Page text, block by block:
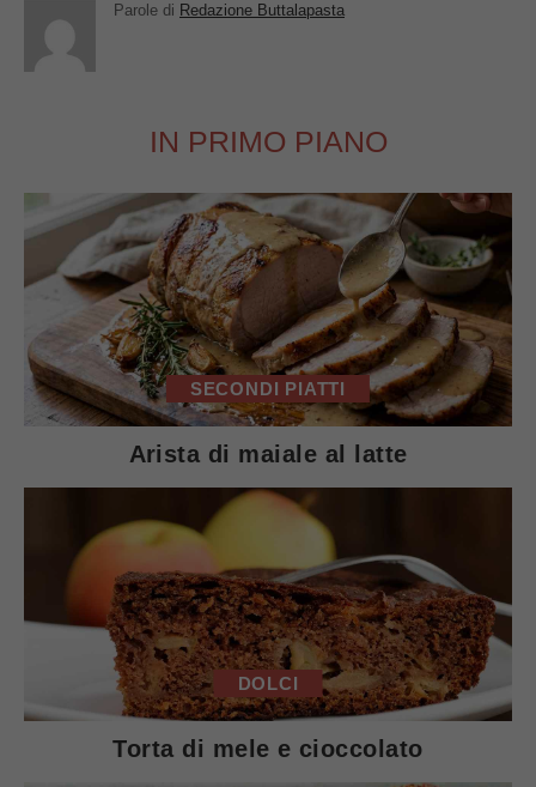
Parole di Redazione Buttalapasta
IN PRIMO PIANO
SECONDI PIATTI
Arista di maiale al latte
DOLCI
Torta di mele e cioccolato